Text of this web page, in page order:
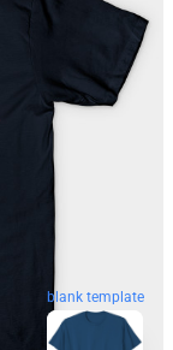
blank template